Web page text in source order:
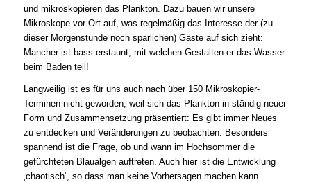
und mikroskopieren das Plankton. Dazu bauen wir unsere
Mikroskope vor Ort auf, was regelmäßig das Interesse der (zu
dieser Morgenstunde noch spärlichen) Gäste auf sich zieht:
Mancher ist bass erstaunt, mit welchen Gestalten er das Wasser
beim Baden teil!
Langweilig ist es für uns auch nach über 150 Mikroskopier-
Terminen nicht geworden, weil sich das Plankton in ständig neuer
Form und Zusammensetzung präsentiert: Es gibt immer Neues
zu entdecken und Veränderungen zu beobachten. Besonders
spannend ist die Frage, ob und wann im Hochsommer die
gefürchteten Blaualgen auftreten. Auch hier ist die Entwicklung
‚chaotisch‘, so dass man keine Vorhersagen machen kann.